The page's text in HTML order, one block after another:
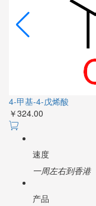
4-甲基-4-戊烯酸
￥324.00
速度
一周左右到香港
产品